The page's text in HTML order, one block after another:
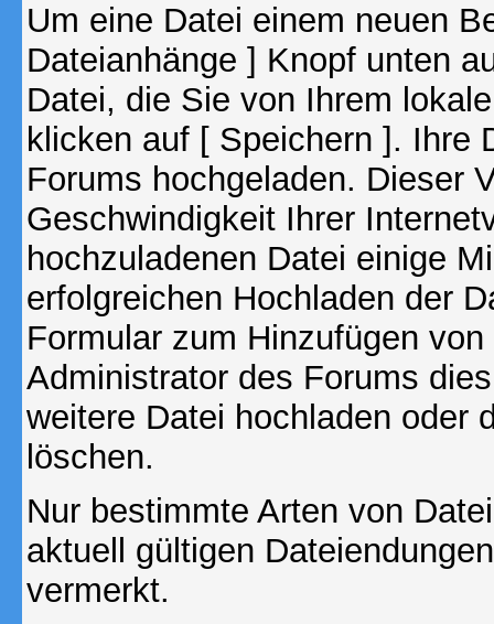
Um eine Datei einem neuen
Dateianhänge ] Knopf unten
Datei, die Sie von Ihrem
klicken auf [ Speichern ]. Ihre
Forums hochgeladen. Dieser
Geschwindigkeit Ihrer
hochzuladenen Datei einige
erfolgreichen Hochladen der
Formular zum Hinzufügen
Administrator des Forums
weitere Datei hochladen oder
löschen.
Nur bestimmte Arten von
aktuell gültigen
vermerkt.